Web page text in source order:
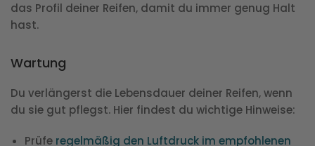
das Profil deiner Reifen, damit du immer genug Halt
hast.
Wartung
Du verlängerst die Lebensdauer deiner Reifen, wenn
du sie gut pflegst. Hier findest du wichtige Hinweise:
Prüfe regelmäßig den Luftdruck im empfohlenen